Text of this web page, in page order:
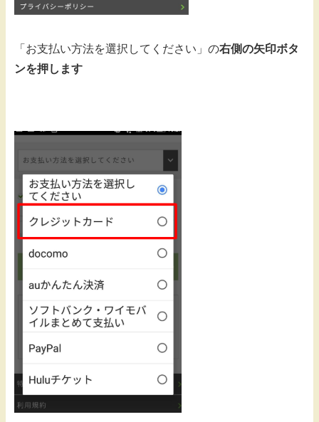
「お支払い方法を選択してください」の右側の矢印ボタ
ンを押します